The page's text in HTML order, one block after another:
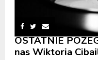
OSTATNIE
nas Wiktoria